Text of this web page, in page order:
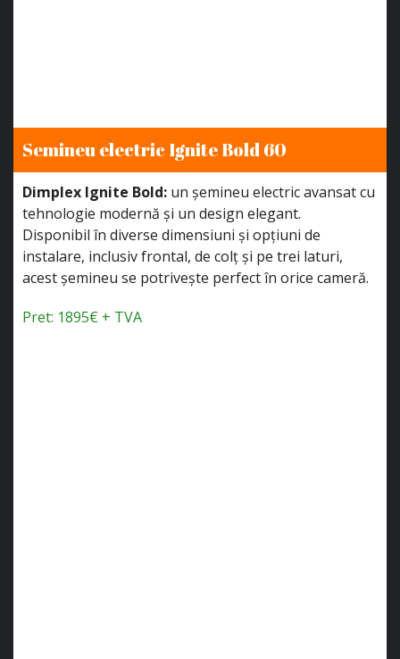
Semineu electric Ignite Bold 60
Dimplex Ignite Bold: un șemineu electric avansat cu
tehnologie modernă și un design elegant.
Disponibil în diverse dimensiuni și opțiuni de
instalare, inclusiv frontal, de colț și pe trei laturi,
acest șemineu se potrivește perfect în orice cameră.
Pret: 1895€ + TVA